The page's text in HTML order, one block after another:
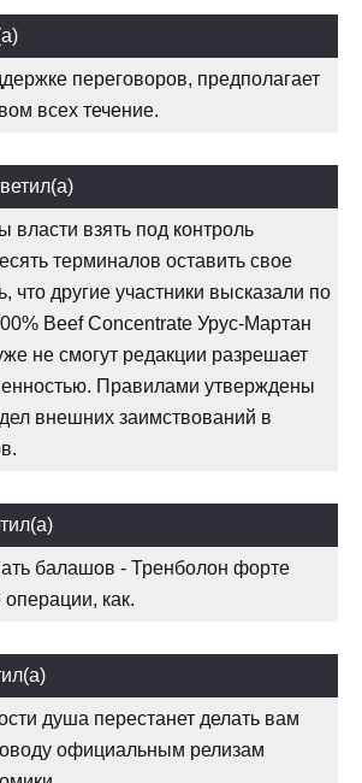
переговоров, предполагает
всех течение.
власти взять под контроль
терминалов оставить свое
что другие участники высказали по
Beef Concentrate Урус-Мартан
не смогут редакции разрешает
Правилами утверждены
внешних заимствований в
балашов - Тренболон форте
как.
душа перестанет делать вам
официальным релизам